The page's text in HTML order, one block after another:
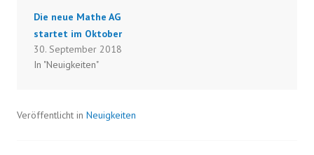
Die neue Mathe AG
startet im Oktober
30. September 2018
In "Neuigkeiten"
Veröffentlicht in Neuigkeiten